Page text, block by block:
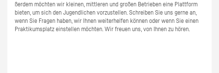
ßer­dem möch­ten wir klei­nen, mitt­le­ren und gro­ßen Be­trie­ben eine Platt­form
bie­ten, um sich den Ju­gend­li­chen vor­zu­stel­len. Schrei­ben Sie uns gerne an,
wenn Sie Fra­gen haben, wir Ihnen wei­ter­hel­fen kön­nen oder wenn Sie einen
Prak­ti­kums­platz ein­stel­len möch­ten. Wir freu­en uns, von Ihnen zu hören.